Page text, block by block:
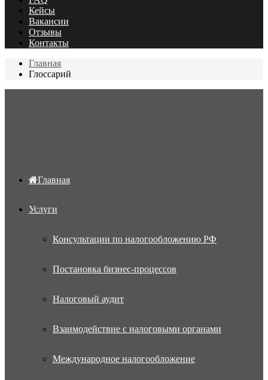
Кейсы
Вакансии
Отзывы
Контакты
Главная
Глоссарий
Главная
Услуги
Консультации по налогообложению РФ
Постановка бизнес-процессов
Налоговый аудит
Взаимодействие с налоговыми органами
Международное налогообложение